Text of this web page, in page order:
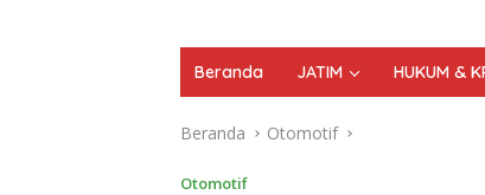
Beranda JATIM HUKUM &
Beranda Otomotif
Otomotif